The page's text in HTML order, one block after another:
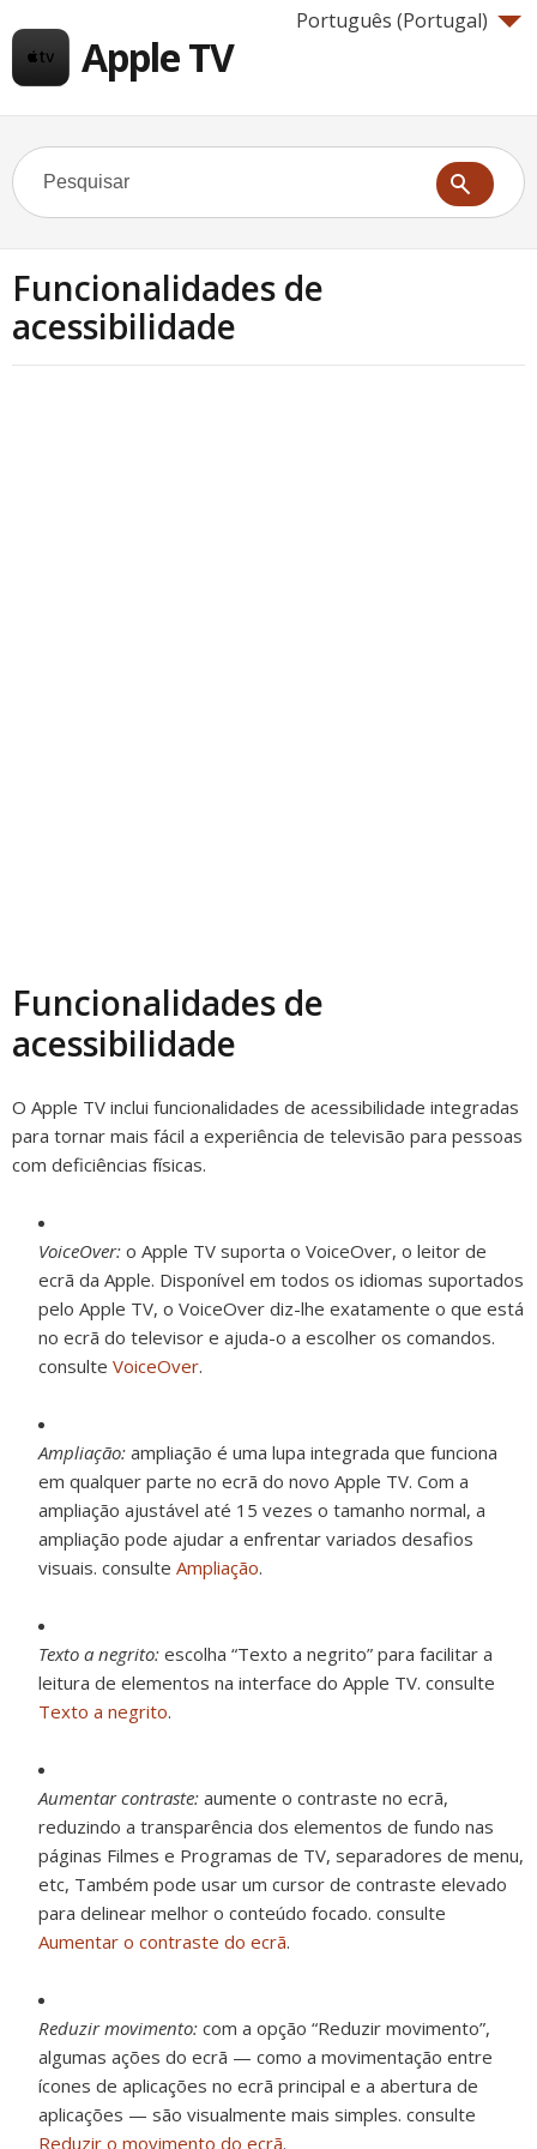
Português (Portugal)‎
Apple TV
Funcionalidades de
acessibilidade
Funcionalidades de
acessibilidade
O Apple TV inclui funcionalidades de acessibilidade integradas
para tornar mais fácil a experiência de televisão para pessoas
com deficiências físicas.
VoiceOver: o Apple TV suporta o VoiceOver, o leitor de
ecrã da Apple. Disponível em todos os idiomas suportados
pelo Apple TV, o VoiceOver diz-lhe exatamente o que está
no ecrã do televisor e ajuda-o a escolher os comandos.
consulte VoiceOver.
Ampliação: ampliação é uma lupa integrada que funciona
em qualquer parte no ecrã do novo Apple TV. Com a
ampliação ajustável até 15 vezes o tamanho normal, a
ampliação pode ajudar a enfrentar variados desafios
visuais. consulte Ampliação.
Texto a negrito: escolha “Texto a negrito” para facilitar a
leitura de elementos na interface do Apple TV. consulte
Texto a negrito.
Aumentar contraste: aumente o contraste no ecrã,
reduzindo a transparência dos elementos de fundo nas
páginas Filmes e Programas de TV, separadores de menu,
etc, Também pode usar um cursor de contraste elevado
para delinear melhor o conteúdo focado. consulte
Aumentar o contraste do ecrã.
Reduzir movimento: com a opção “Reduzir movimento”,
algumas ações do ecrã — como a movimentação entre
ícones de aplicações no ecrã principal e a abertura de
aplicações — são visualmente mais simples. consulte
Reduzir o movimento do ecrã.